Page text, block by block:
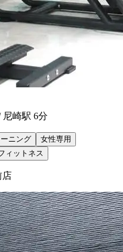
尼崎駅 6分
ニング
女性専用
ィットネス
店